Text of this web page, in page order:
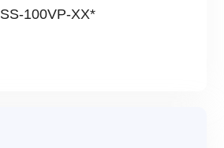
SS-100VP-XX*